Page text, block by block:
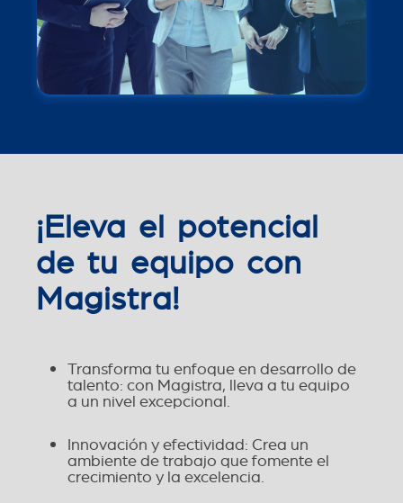
¡Eleva el potencial
de tu equipo con
Magistra!
Transforma tu enfoque en desarrollo de
talento: con Magistra, lleva a tu equipo
a un nivel excepcional.
Innovación y efectividad: Crea un
ambiente de trabajo que fomente el
crecimiento y la excelencia.